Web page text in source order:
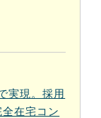
実現。採用
在宅コン